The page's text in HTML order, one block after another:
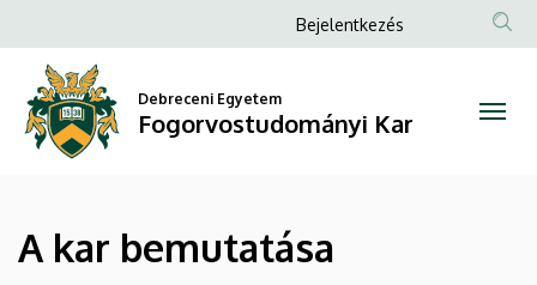
kar
bemutatása
Fogorvostudományi
Kar
a
tartalomra
Anonim
menüje
Bejelentkezés
Debreceni Egyetem
Fogorvostudományi Kar
A kar bemutatása